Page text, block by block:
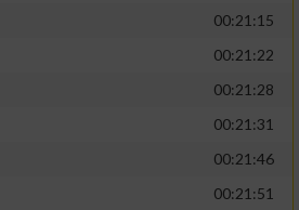
00:21:15
00:21:22
00:21:28
00:21:31
00:21:46
00:21:51